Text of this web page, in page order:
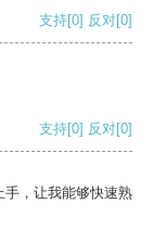
支持[0] 反对[0]
支持[0] 反对[0]
手，让我能够快速熟